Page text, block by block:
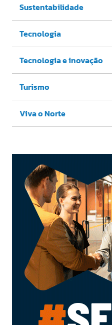
Sustentabilidade
Tecnologia
Tecnologia e inovação
Turismo
Viva o Norte